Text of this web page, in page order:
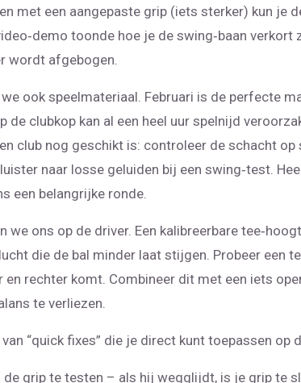
met een aangepaste grip (iets sterker) kun je
toonde hoe je de swing‑baan verkort
wordt afgebogen.
ook speelmateriaal. Februari is de perfecte
de clubkop kan al een heel uur spelnijd
club nog geschikt is: controleer de schacht
naar losse geluiden bij een swing‑test.
een belangrijke ronde.
ons op de driver. Een kalibreerbare
die de bal minder laat stijgen. Probeer een
en rechter komt. Combineer dit met een iets
te verliezen.
“quick fixes” die je direct kunt toepassen op
de grip te testen – als hij wegglijdt, is je grip te